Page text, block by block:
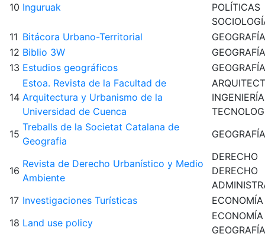
10 Inguruak
POLÍTICAS
11 Bitácora Urbano-Territorial
GEOGRAFÍA
12 Biblio 3W
GEOGRAFÍA
13 Estudios geográficos GEOGRAFÍA
14
Estoa. Revista de la Facultad de
Arquitectura y Urbanismo de la
Universidad de Cuenca
15
Treballs de la Societat Catalana de
Geografia
GEOGRAFÍA
16
Revista de Derecho Urbanístico y Medio
Ambiente
DERECHO
DERECHO
17 Investigaciones Turísticas
ECONOMÍA
18 Land use policy
ECONOMÍA
GEOGRAFÍA